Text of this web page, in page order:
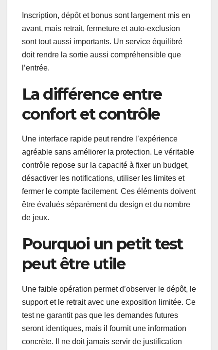
Inscription, dépôt et bonus sont largement mis en
avant, mais retrait, fermeture et auto-exclusion
sont tout aussi importants. Un service équilibré
doit rendre la sortie aussi compréhensible que
l’entrée.
La différence entre
confort et contrôle
Une interface rapide peut rendre l’expérience
agréable sans améliorer la protection. Le véritable
contrôle repose sur la capacité à fixer un budget,
désactiver les notifications, utiliser les limites et
fermer le compte facilement. Ces éléments doivent
être évalués séparément du design et du nombre
de jeux.
Pourquoi un petit test
peut être utile
Une faible opération permet d’observer le dépôt, le
support et le retrait avec une exposition limitée. Ce
test ne garantit pas que les demandes futures
seront identiques, mais il fournit une information
concrète. Il ne doit jamais servir de justification